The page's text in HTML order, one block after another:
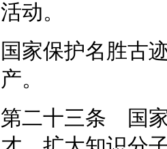
活动。
国家保护名胜古
产。
第二十三条 国